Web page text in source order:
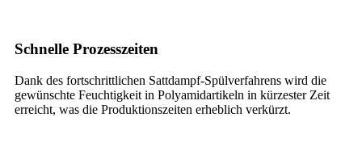
Schnelle Prozesszeiten
Dank des fortschrittlichen Sattdampf-Spülverfahrens wird die
gewünschte Feuchtigkeit in Polyamidartikeln in kürzester Zeit
erreicht, was die Produktionszeiten erheblich verkürzt.